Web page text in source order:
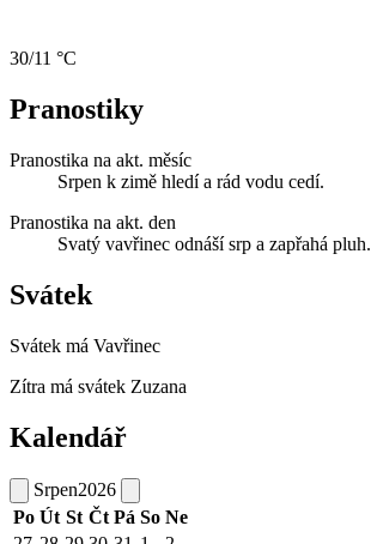
30/11 °C
Pranostiky
Pranostika na akt. měsíc
Srpen k zimě hledí a rád vodu cedí.
Pranostika na akt. den
Svatý vavřinec odnáší srp a zapřahá pluh.
Svátek
Svátek má Vavřinec
Zítra má svátek Zuzana
Kalendář
Srpen2026
Po Út St Čt Pá So Ne